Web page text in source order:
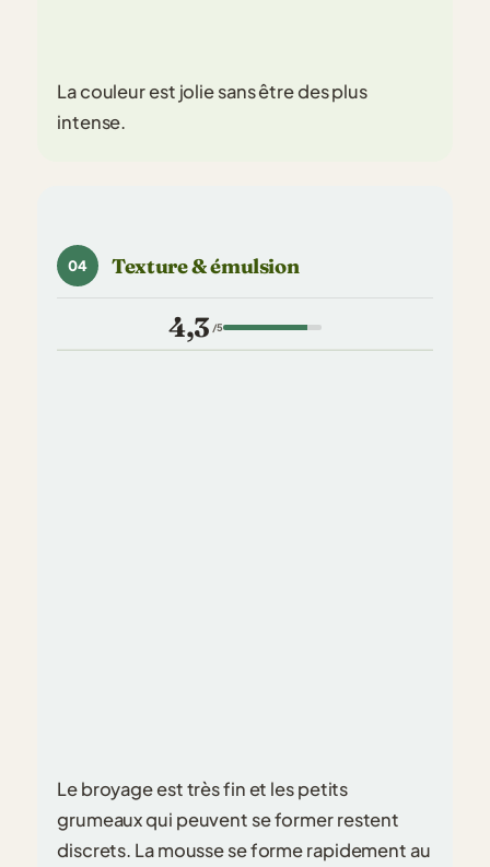
La couleur est jolie sans être des plus
intense.
04 Texture & émulsion
4,3 /5
Le broyage est très fin et les petits
grumeaux qui peuvent se former restent
discrets. La mousse se forme rapidement au